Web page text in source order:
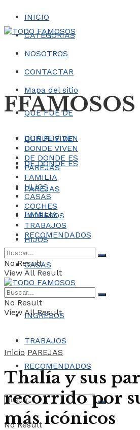
INICIO
CATEGORÍAS
NOSOTROS
CONTACTAR
Mapa del sitio
FFAMOSOS
QUE FUE DE
DONDE VIVEN
DE DONDE ES
PAREJAS
FAMILIA
HIJOS
CASAS
COCHES
INGRESOS
TRABAJOS
RECOMENDADOS
No Result
QUE FUE DE
DONDE VIVEN
DE DONDE ES
PAREJAS
FAMILIA
HIJOS
CASAS
COCHES
INGRESOS
TRABAJOS
RECOMENDADOS
No Result
View All Result
No Result
View All Result
Inicio PAREJAS
Thalía y sus
recorrido por
más icónicos